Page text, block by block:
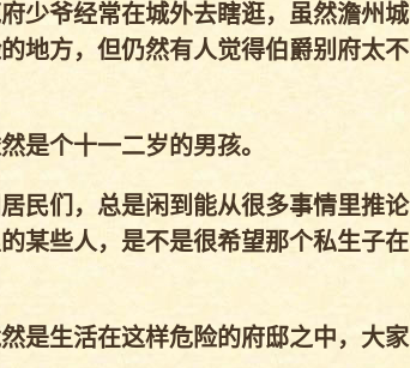
少爷经常在城外去瞎逛，虽然澹州城
地方，但仍然有人觉得伯爵别府太不
是个十一二岁的男孩。
民们，总是闲到能从很多事情里推论
某些人，是不是很希望那个私生子在
是生活在这样危险的府邸之中，大家